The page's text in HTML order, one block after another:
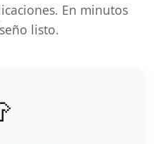
En minutos
listo.